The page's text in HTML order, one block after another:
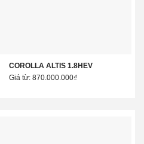
COROLLA ALTIS 1.8HEV
Giá từ: 870.000.000₫